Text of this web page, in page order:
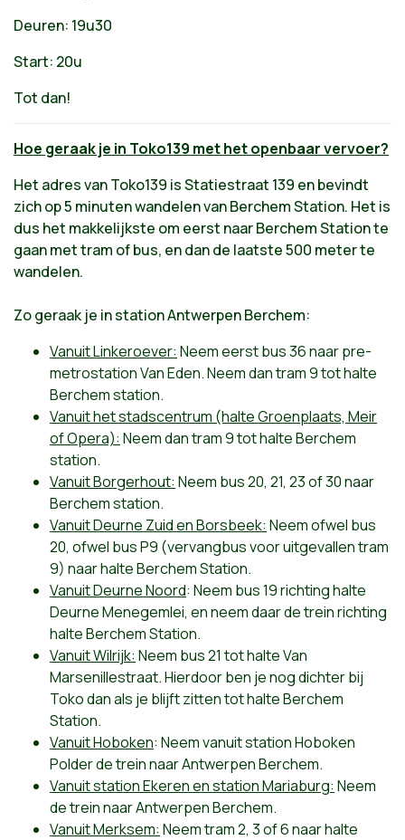
Deuren: 19u30
Start: 20u
Tot dan!
Hoe geraak je in Toko139 met het openbaar vervoer?
Het adres van Toko139 is Statiestraat 139 en bevindt
zich op 5 minuten wandelen van Berchem Station. Het is
dus het makkelijkste om eerst naar Berchem Station te
gaan met tram of bus, en dan de laatste 500 meter te
wandelen.
Zo geraak je in station Antwerpen Berchem:
Vanuit Linkeroever: Neem eerst bus 36 naar pre-
metrostation Van Eden. Neem dan tram 9 tot halte
Berchem station.
Vanuit het stadscentrum (halte Groenplaats, Meir
of Opera): Neem dan tram 9 tot halte Berchem
station.
Vanuit Borgerhout: Neem bus 20, 21, 23 of 30 naar
Berchem station.
Vanuit Deurne Zuid en Borsbeek: Neem ofwel bus
20, ofwel bus P9 (vervangbus voor uitgevallen tram
9) naar halte Berchem Station.
Vanuit Deurne Noord: Neem bus 19 richting halte
Deurne Menegemlei, en neem daar de trein richting
halte Berchem Station.
Vanuit Wilrijk: Neem bus 21 tot halte Van
Marsenillestraat. Hierdoor ben je nog dichter bij
Toko dan als je blijft zitten tot halte Berchem
Station.
Vanuit Hoboken: Neem vanuit station Hoboken
Polder de trein naar Antwerpen Berchem.
Vanuit station Ekeren en station Mariaburg: Neem
de trein naar Antwerpen Berchem.
Vanuit Merksem: Neem tram 2, 3 of 6 naar halte